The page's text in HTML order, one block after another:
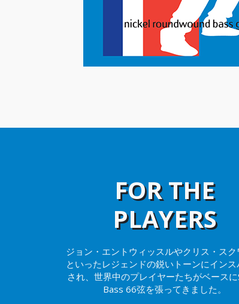
FOR THE
PLAYERS
ジョン・エントウィッスルやクリス・スク
といったレジェンドの鋭いトーンにインス
され、世界中のプレイヤーたちがベース
Bass 66弦を張ってきました。